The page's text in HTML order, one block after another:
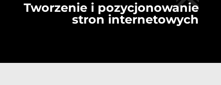
Tworzenie i pozycjonowanie
stron internetowych